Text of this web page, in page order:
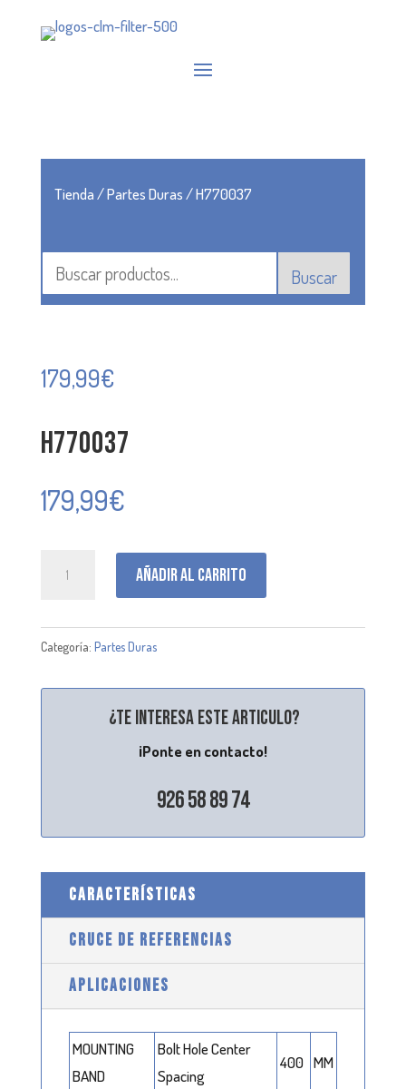
Tienda/Partes Duras/ H770037
Buscar
179,99€
H770037
179,99€
Añadir al carrito
Categoría: Partes Duras
¿Te interesa este articulo?
¡Ponte en contacto!
926 58 89 74
CARACTERÍSTICAS
CRUCE DE REFERENCIAS
APLICACIONES
MOUNTING
BAND
Bolt Hole Center
Spacing
400 MM